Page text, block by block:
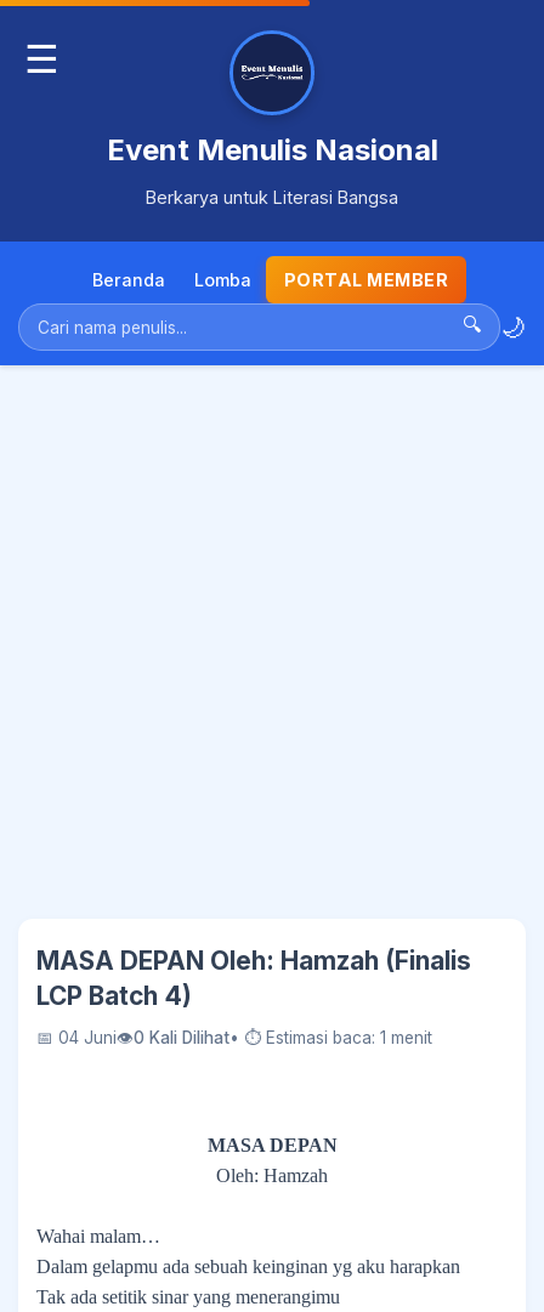
☰
Event Menulis Nasional
Berkarya untuk Literasi Bangsa
Beranda Lomba PORTAL MEMBER
🔍 🌙
MASA DEPAN Oleh: Hamzah (Finalis
LCP Batch 4)
📅 04 Juni👁0 Kali Dilihat• ⏱ Estimasi baca: 1 menit
MASA DEPAN
Oleh: Hamzah
Wahai malam…
Dalam gelapmu ada sebuah keinginan yg aku harapkan
Tak ada setitik sinar yang menerangimu